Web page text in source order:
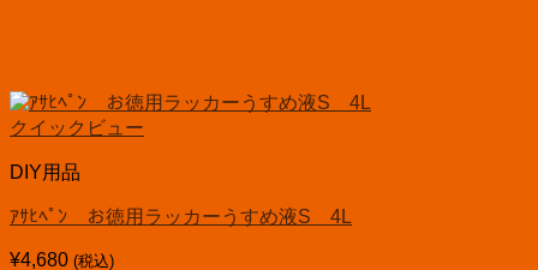
クイックビュー
DIY用品
ｱｻﾋﾍﾟﾝ お徳用ラッカーうすめ液S 4L
¥4,680 (税込)